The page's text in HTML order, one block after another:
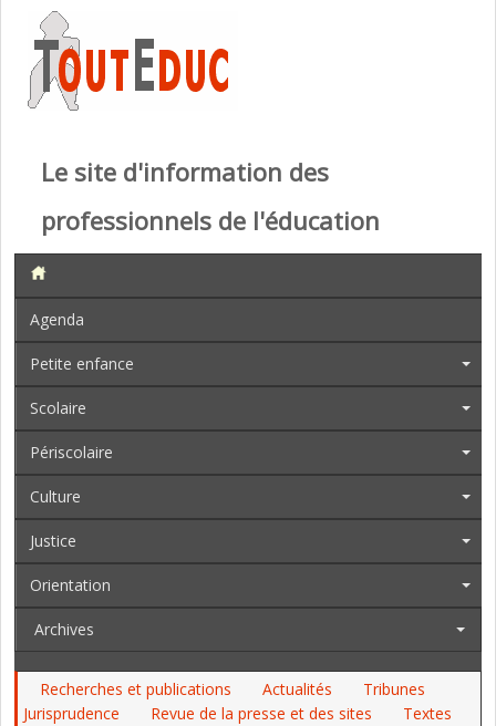
Le site d'information des
professionnels de l'éducation
Agenda
Petite enfance
Scolaire
Périscolaire
Culture
Justice
Orientation
Archives
Recherches et publications Actualités
Tribunes
Jurisprudence
Revue de la presse et des sites
Textes